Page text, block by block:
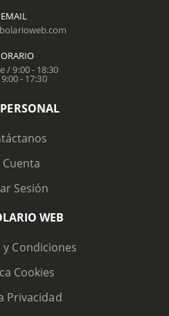
EMAIL
/ 9:00 - 18:30
- 17:30
Cuenta
Sesión
WEB
Condiciones
Cookies
Privacidad